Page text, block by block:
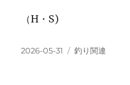
（H・S)
投
2026-05-31
カ
釣り関連